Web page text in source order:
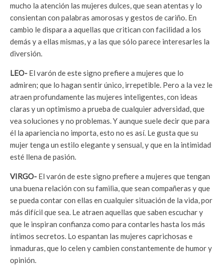
mucho la atención las mujeres dulces, que sean atentas y lo
consientan con palabras amorosas y gestos de cariño. En
cambio le dispara a aquellas que critican con facilidad a los
demás y a ellas mismas, y a las que sólo parece interesarles la
diversión.
LEO- El varón de este signo prefiere a mujeres que lo
admiren; que lo hagan sentir único, irrepetible. Pero a la vez le
atraen profundamente las mujeres inteligentes, con ideas
claras y un optimismo a prueba de cualquier adversidad, que
vea soluciones y no problemas. Y aunque suele decir que para
él la apariencia no importa, esto no es así. Le gusta que su
mujer tenga un estilo elegante y sensual, y que en la intimidad
esté llena de pasión.
VIRGO- El varón de este signo prefiere a mujeres que tengan
una buena relación con su familia, que sean compañeras y que
se pueda contar con ellas en cualquier situación de la vida, por
más difícil que sea. Le atraen aquellas que saben escuchar y
que le inspiran confianza como para contarles hasta los más
íntimos secretos. Lo espantan las mujeres caprichosas e
inmaduras, que lo celen y cambien constantemente de humor y
opinión.